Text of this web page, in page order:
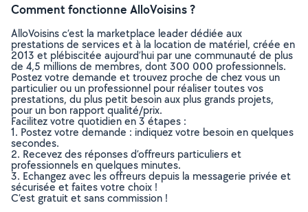
Comment fonctionne AlloVoisins ?
AlloVoisins c’est la marketplace leader dédiée aux
prestations de services et à la location de matériel, créée en
2013 et plébiscitée aujourd’hui par une communauté de plus
de 4,5 millions de membres, dont 300 000 professionnels.
Postez votre demande et trouvez proche de chez vous un
particulier ou un professionnel pour réaliser toutes vos
prestations, du plus petit besoin aux plus grands projets,
pour un bon rapport qualité/prix.
Facilitez votre quotidien en 3 étapes :
1. Postez votre demande : indiquez votre besoin en quelques
secondes.
2. Recevez des réponses d’offreurs particuliers et
professionnels en quelques minutes.
3. Echangez avec les offreurs depuis la messagerie privée et
sécurisée et faites votre choix !
C’est gratuit et sans commission !